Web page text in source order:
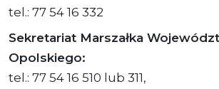
tel.: 77 54 16 332
Sekretariat Marszałka
Opolskiego:
tel.: 77 54 16 510 lub 311,